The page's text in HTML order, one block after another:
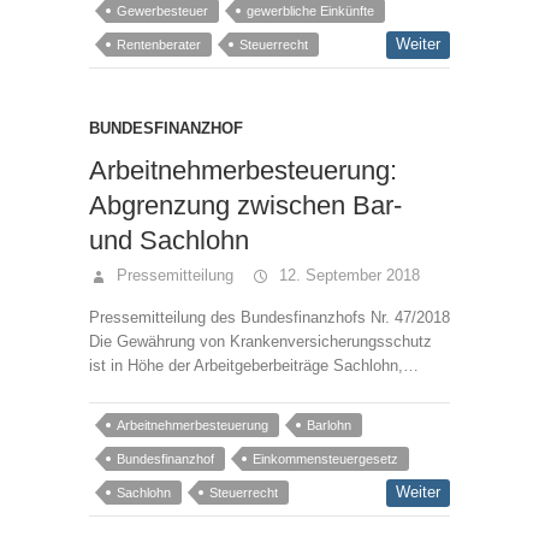
Gewerbesteuer gewerbliche Einkünfte
Rentenberater Steuerrecht Weiter
BUNDESFINANZHOF
Arbeitnehmerbesteuerung:
Abgrenzung zwischen Bar-
und Sachlohn
Pressemitteilung 12. September 2018
Pressemitteilung des Bundesfinanzhofs Nr. 47/2018
Die Gewährung von Krankenversicherungsschutz
ist in Höhe der Arbeitgeberbeiträge Sachlohn,…
Arbeitnehmerbesteuerung Barlohn
Bundesfinanzhof Einkommensteuergesetz
Sachlohn Steuerrecht Weiter